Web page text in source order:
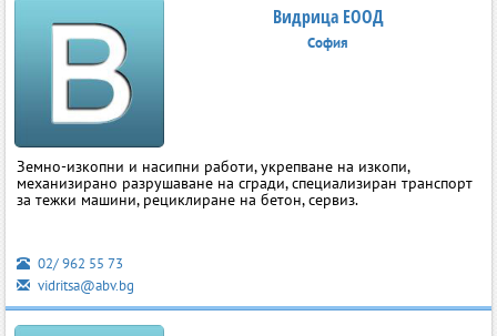
Видрица ЕООД
София
Земно-изкопни и насипни работи, укрепване на изкопи,
механизирано разрушаване на сгради, специализиран транспорт
за тежки машини, рециклиране на бетон, сервиз.
02/ 962 55 73
vidritsa@abv.bg